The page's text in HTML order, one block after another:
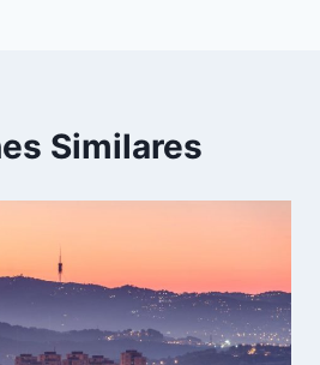
Similares